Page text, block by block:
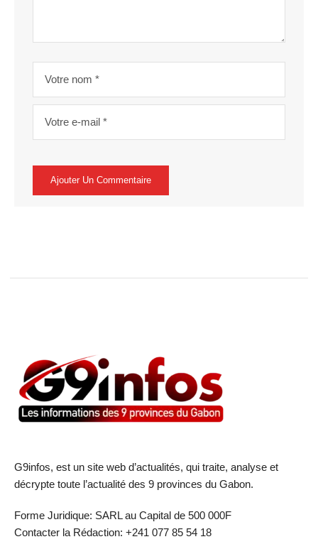
G9infos, est un site web d’actualités, qui traite, analyse et
décrypte toute l’actualité des 9 provinces du Gabon.
Forme Juridique: SARL au Capital de 500 000F
Contacter la Rédaction: +241 077 85 54 18